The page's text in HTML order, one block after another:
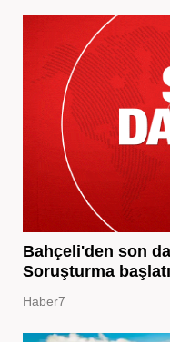
Bahçeli'den son
Soruşturma
Haber7